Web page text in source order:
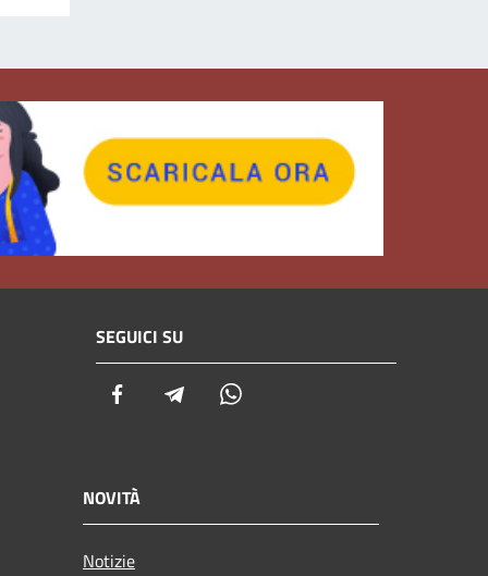
SEGUICI SU
Facebook Telegram
NOVITÀ
Notizie